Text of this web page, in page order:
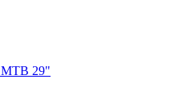
MTB 29"